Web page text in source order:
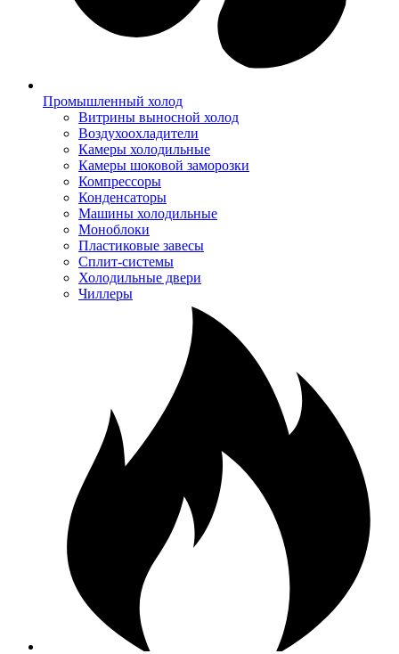
Промышленный холод
Витрины выносной холод
Воздухоохладители
Камеры холодильные
Камеры шоковой заморозки
Компрессоры
Конденсаторы
Машины холодильные
Моноблоки
Пластиковые завесы
Сплит-системы
Холодильные двери
Чиллеры